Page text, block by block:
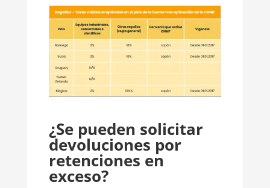
¿Se pueden solicitar
devoluciones por
retenciones en
exceso?